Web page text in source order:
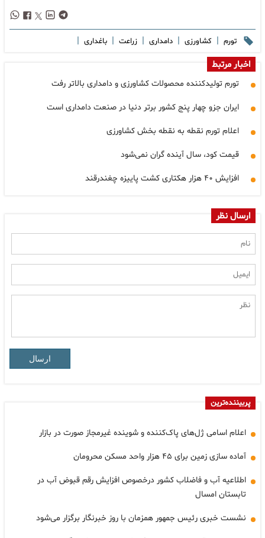
تورم | کشاورزی | دامداری | زراعت | باغداری |
اخبار مرتبط
تورم تولیدکننده محصولات کشاورزی و دامداری بالاتر رفت
ایران جزو چهار پنج کشور برتر دنیا در صنعت دامداری است
اعلام تورم نقطه به نقطه بخش کشاورزی
قیمت کود، سال آینده گران نمی‌شود
افزایش ۴۰ هزار هکتاری کشت پاییزه چغندرقند
ارسال نظر
ارسال
پربیننده‌ترین
اعلام اسامی ژل‌های پاک‌کننده و شوینده غیرمجاز صورت در بازار
آماده سازی زمین برای ۴۵ هزار واحد مسکن محرومان
اطلاعیه آب و فاضلاب کشور درخصوص افزایش رقم قبوض آب در
تابستان امسال
نشست خبری رئیس جمهور همزمان با روز خبرنگار برگزار می‌شود